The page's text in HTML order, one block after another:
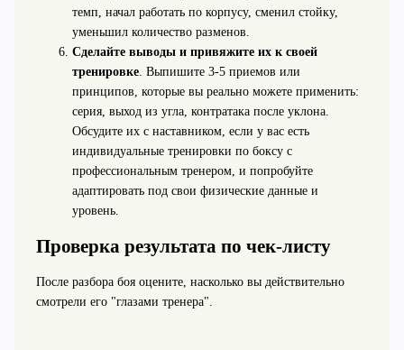
темп, начал работать по корпусу, сменил стойку,
уменьшил количество разменов.
Сделайте выводы и привяжите их к своей
тренировке. Выпишите 3-5 приемов или
принципов, которые вы реально можете применить:
серия, выход из угла, контратака после уклона.
Обсудите их с наставником, если у вас есть
индивидуальные тренировки по боксу с
профессиональным тренером, и попробуйте
адаптировать под свои физические данные и
уровень.
Проверка результата по чек-листу
После разбора боя оцените, насколько вы действительно
смотрели его "глазами тренера".